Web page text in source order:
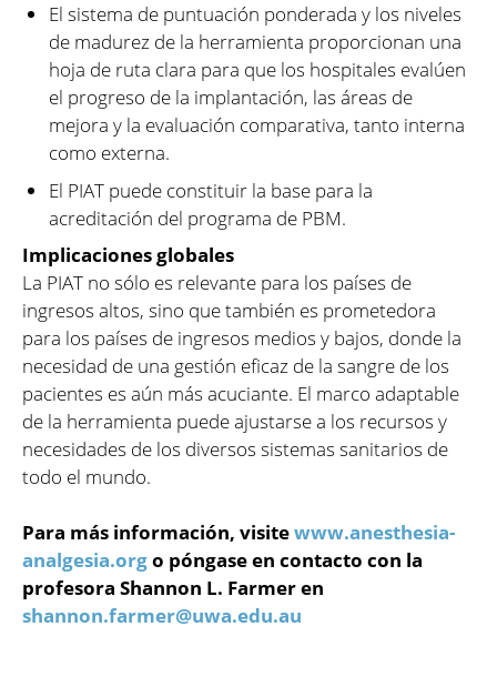
El sistema de puntuación ponderada y los niveles
de madurez de la herramienta proporcionan una
hoja de ruta clara para que los hospitales evalúen
el progreso de la implantación, las áreas de
mejora y la evaluación comparativa, tanto interna
como externa.
El PIAT puede constituir la base para la
acreditación del programa de PBM.
Implicaciones globales
La PIAT no sólo es relevante para los países de
ingresos altos, sino que también es prometedora
para los países de ingresos medios y bajos, donde la
necesidad de una gestión eficaz de la sangre de los
pacientes es aún más acuciante. El marco adaptable
de la herramienta puede ajustarse a los recursos y
necesidades de los diversos sistemas sanitarios de
todo el mundo.
Para más información, visitewww.anesthesia-
analgesia.orgo póngase en contacto con la
profesora Shannon L. Farmer en
shannon.farmer@uwa.edu.au